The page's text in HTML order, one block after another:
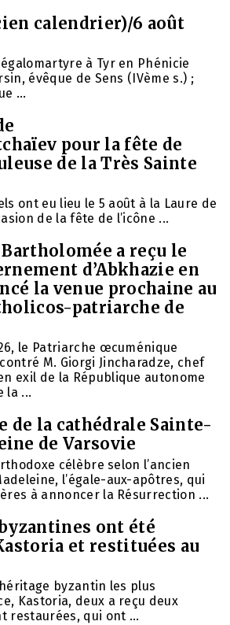
calendrier)/6 août
à Tyr en Phénicie
évêque de Sens (IVème s.) ;
...
pour la fête de
de la Très Sainte
ont eu lieu le 5 août à la Laure de
de la fête de l’icône ...
a reçu le
d’Abkhazie en
la venue prochaine au
patriarche de
le Patriarche œcuménique
M. Giorgi Jincharadze, chef
exil de la République autonome
la ...
de la cathédrale Sainte-
de Varsovie
célèbre selon l’ancien
l’égale-aux-apôtres, qui
à annoncer la Résurrection ...
ont été
et restituées au
byzantin les plus
Kastoria, deux a reçu deux
restaurées, qui ont ...